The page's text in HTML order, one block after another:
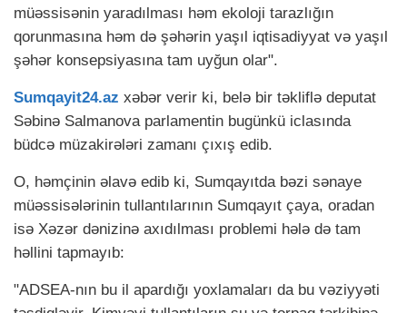
müəssisənin yaradılması həm ekoloji tarazlığın
qorunmasına həm də şəhərin yaşıl iqtisadiyyat və yaşıl
şəhər konsepsiyasına tam uyğun olar".
Sumqayit24.az xəbər verir ki, belə bir təkliflə deputat
Səbinə Salmanova parlamentin bugünkü iclasında
büdcə müzakirələri zamanı çıxış edib.
O, həmçinin əlavə edib ki, Sumqayıtda bəzi sənaye
müəssisələrinin tullantılarının Sumqayıt çaya, oradan
isə Xəzər dənizinə axıdılması problemi hələ də tam
həllini tapmayıb:
"ADSEA-nın bu il apardığı yoxlamaları da bu vəziyyəti